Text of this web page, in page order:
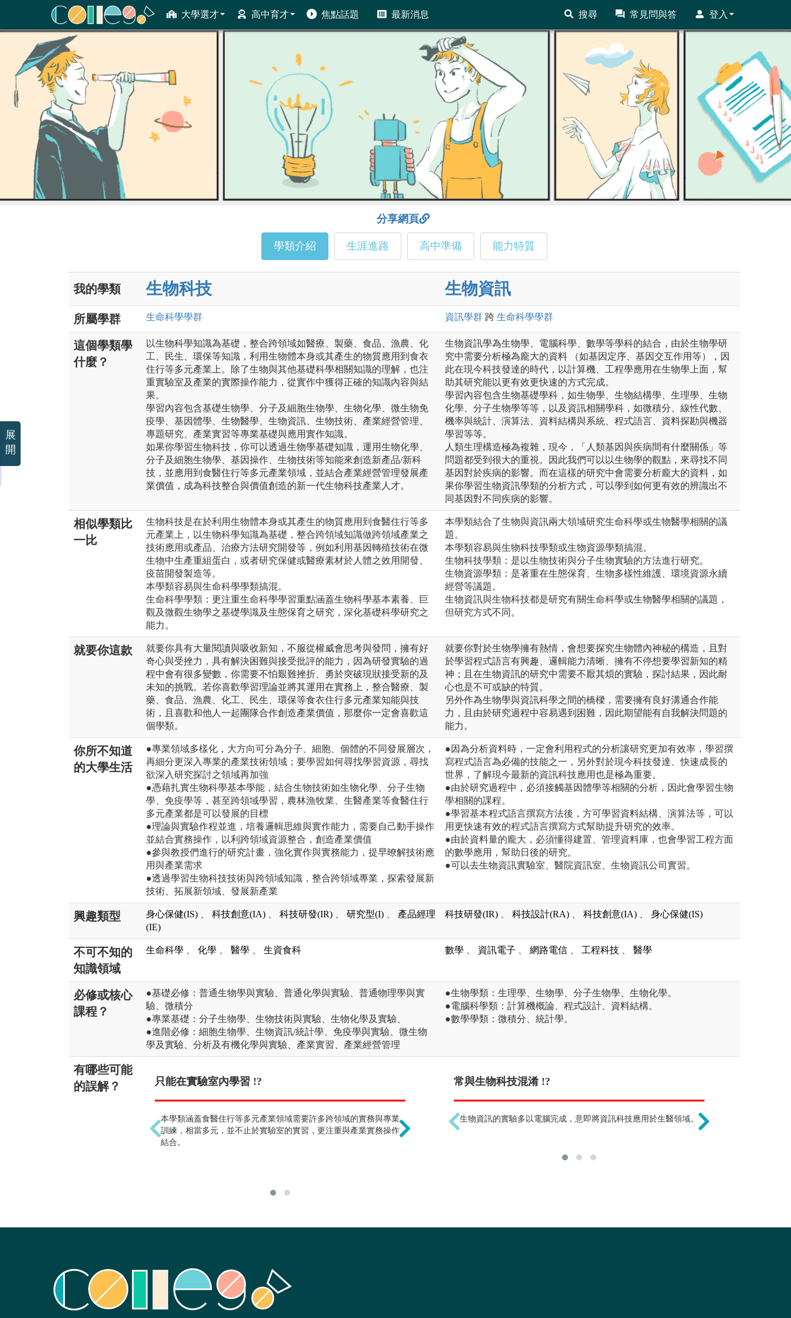
大學選才 高中育才 焦點話題 最新消息 搜尋 常見問與答 登入
ColleGo! 大學選才與高中育才輔助系統
分享網頁
學類介紹 生涯進路 高中準備 能力特質
我的學類 生物科技 生物資訊
所屬學群 生命科學學群 資訊學群 跨 生命科學學群
這個學類學
什麼？
以生物科學知識為基礎，整合跨領域如醫療、製藥、食品、漁農、化
工、民生、環保等知識，利用生物體本身或其產生的物質應用到食衣
住行等多元產業上。除了生物與其他基礎科學相關知識的理解，也注
重實驗室及產業的實際操作能力，從實作中獲得正確的知識內容與結
果。
學習內容包含基礎生物學、分子及細胞生物學、生物化學、微生物免
疫學、基因體學、生物醫學、生物資訊、生物技術、產業經營管理、
專題研究、產業實習等專業基礎與應用實作知識。
如果你學習生物科技，你可以透過生物學基礎知識，運用生物化學、
分子及細胞生物學、基因操作、生物技術等知能來創造新產品/新科
技，並應用到食醫住行等多元產業領域，並結合產業經營管理發展產
業價值，成為科技整合與價值創造的新一代生物科技產業人才。
生物資訊學為生物學、電腦科學、數學等學科的結合，由於生物學研
究中需要分析極為龐大的資料 （如基因定序、基因交互作用等），因
此在現今科技發達的時代，以計算機、工程學應用在生物學上面，幫
助其研究能以更有效更快速的方式完成。
學習內容包含生物基礎學科，如生物學、生物結構學、生理學、生物
化學、分子生物學等等，以及資訊相關學科，如微積分、線性代數、
機率與統計、演算法、資料結構與系統、程式語言、資料探勘與機器
學習等等。
人類生理構造極為複雜，現今，「人類基因與疾病間有什麼關係」等
問題都受到很大的重視。因此我們可以以生物學的觀點，來尋找不同
基因對於疾病的影響。而在這樣的研究中會需要分析龐大的資料，如
果你學習生物資訊學類的分析方式，可以學到如何更有效的辨識出不
同基因對不同疾病的影響。
相似學類比
一比
生物科技是在於利用生物體本身或其產生的物質應用到食醫住行等多
元產業上，以生物科學知識為基礎，整合跨領域知識做跨領域產業之
技術應用或產品、治療方法研究開發等，例如利用基因轉殖技術在微
生物中生產重組蛋白，或者研究保健或醫療素材於人體之效用開發、
疫苗開發製造等。
本學類容易與生命科學學類搞混。
生命科學學類：更注重生命科學學習重點涵蓋生物科學基本素養、巨
觀及微觀生物學之基礎學識及生態保育之研究，深化基礎科學研究之
能力。
本學類結合了生物與資訊兩大領域研究生命科學或生物醫學相關的議
題。
本學類容易與生物科技學類或生物資源學類搞混。
生物科技學類：是以生物技術與分子生物實驗的方法進行研究。
生物資源學類：是著重在生態保育、生物多樣性維護、環境資源永續
經營等議題。
生物資訊與生物科技都是研究有關生命科學或生物醫學相關的議題，
但研究方式不同。
就要你這款
就要你具有大量閱讀與吸收新知，不服從權威會思考與發問，擁有好
奇心與受挫力，具有解決困難與接受批評的能力，因為研發實驗的過
程中會有很多變數，你需要不怕艱難挫折、勇於突破現狀接受新的及
未知的挑戰。若你喜歡學習理論並將其運用在實務上，整合醫療、製
藥、食品、漁農、化工、民生、環保等食衣住行多元產業知能與技
術，且喜歡和他人一起團隊合作創造產業價值，那麼你一定會喜歡這
個學類。
就要你對於生物學擁有熱情，會想要探究生物體內神秘的構造，且對
於學習程式語言有興趣、邏輯能力清晰、擁有不停想要學習新知的精
神；且在生物資訊的研究中需要不厭其煩的實驗，探討結果，因此耐
心也是不可或缺的特質。
另外作為生物學與資訊科學之間的橋樑，需要擁有良好溝通合作能
力，且由於研究過程中容易遇到困難，因此期望能有自我解決問題的
能力。
你所不知道
的大學生活
●專業領域多樣化，大方向可分為分子、細胞、個體的不同發展層次，
再細分更深入專業的產業技術領域；要學習如何尋找學習資源，尋找
欲深入研究探討之領域再加強
●憑藉扎實生物科學基本學能，結合生物技術如生物化學、分子生物
學、免疫學等，甚至跨領域學習，農林漁牧業、生醫產業等食醫住行
多元產業都是可以發展的目標
●理論與實驗作程並進，培養邏輯思維與實作能力，需要自己動手操作
並結合實務操作，以利跨領域資源整合，創造產業價值
●參與教授們進行的研究計畫，強化實作與實務能力，提早暸解技術應
用與產業需求
●透過學習生物科技技術與跨領域知識，整合跨領域專業，探索發展新
技術、拓展新領域、發展新產業
●因為分析資料時，一定會利用程式的分析讓研究更加有效率，學習撰
寫程式語言為必備的技能之一，另外對於現今科技發達、快速成長的
世界，了解現今最新的資訊科技應用也是極為重要。
●由於研究過程中，必須接觸基因體學等相關的分析，因此會學習生物
學相關的課程。
●學習基本程式語言撰寫方法後，方可學習資料結構、演算法等，可以
用更快速有效的程式語言撰寫方式幫助提升研究的效率。
●由於資料量的龐大，必須懂得建置、管理資料庫，也會學習工程方面
的數學應用，幫助日後的研究。
●可以去生物資訊實驗室、醫院資訊室、生物資訊公司實習。
興趣類型 身心保健(IS) 科技創意(IA) 科技研發(IR) 研究型(I)
產品經理
(IE)
科技研發(IR) 科技設計(RA) 科技創意(IA) 身心保健(IS)
不可不知的
知識領域
生命科學 化學 醫學 生資食科 數學 資訊電子 網路電信 工程科技 醫學
必修或核心
課程？
●基礎必修：普通生物學與實驗、普通化學與實驗、普通物理學與實
驗、微積分
●專業基礎：分子生物學、生物技術與實驗、生物化學及實驗、
●進階必修：細胞生物學、生物資訊/統計學、免疫學與實驗、微生物
學及實驗、分析及有機化學與實驗、產業實習、產業經營管理
●生物學類：生理學、生物學、分子生物學、生物化學。
●電腦科學類：計算機概論、程式設計、資料結構。
●數學學類：微積分、統計學。
有哪些可能
的誤解？
只能在實驗室內學習 !?
本學類涵蓋食醫住行等多元產業領域需要許多跨領域的實務與專業
訓練，相當多元，並不止於實驗室的實習，更注重與產業實務操作
結合。
出路只有研究助理或業務員 !?
本學類涵蓋食醫住行等多元產業領域，學生畢業後也可以在藥廠、
食品廠或生技公司等食醫住行多元產業領域工作。畢業生還可從事
理、臨床試驗、生技工程或行銷業務等工作，更可以跨足生技投
常與生物科技混淆 !?
生物資訊的實驗多以電腦完成，意即將資訊科技應用於生醫領域。
展
開